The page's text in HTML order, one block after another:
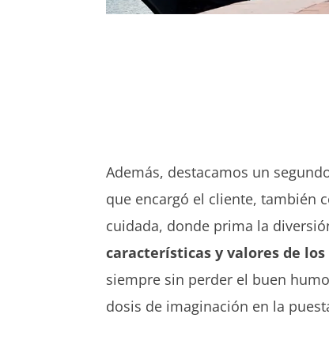
Además, destacamos un
que encargó el cliente, también
cuidada, donde prima la
características y valores de los
siempre sin perder el buen
dosis de imaginación en la